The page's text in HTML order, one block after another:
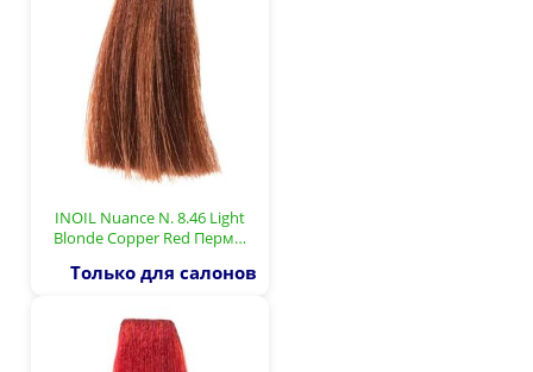
INOIL Nuance N. 8.46 Light
Blonde Copper Red Перм…
Только для салонов